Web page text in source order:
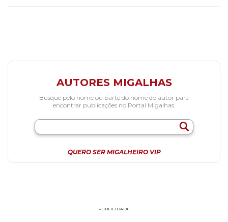
AUTORES MIGALHAS
Busque pelo nome ou parte do nome do autor para
encontrar publicações no Portal Migalhas.
QUERO SER MIGALHEIRO VIP
PUBLICIDADE